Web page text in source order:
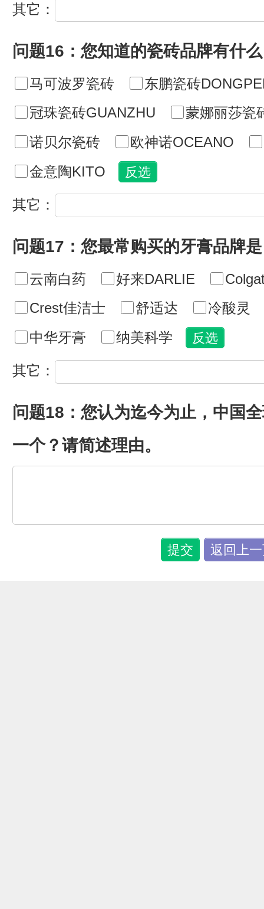
其它：
问题16：您知道的瓷砖品牌有什
马可波罗瓷砖
东鹏瓷砖
冠珠瓷砖GUANZHU
蒙娜丽莎瓷
诺贝尔瓷砖
欧神诺OCEANO
金意陶KITO
其它：
问题17：您最常购买的牙膏品牌
云南白药 好来DARLIE
Crest佳洁士
舒适达
冷酸灵
中华牙膏
纳美科学
其它：
问题18：您认为迄今为止，中国
一个？请简述理由。